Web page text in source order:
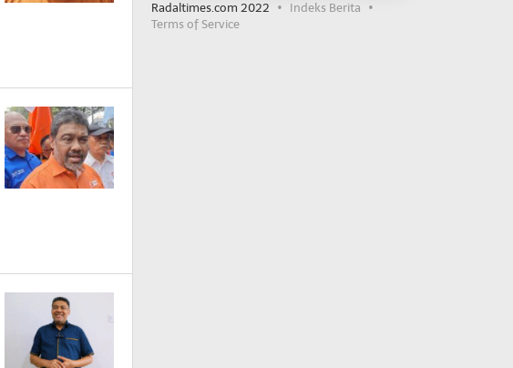
Radaltimes.com 2022
Indeks Berita
Terms of Service